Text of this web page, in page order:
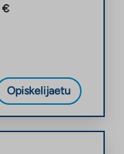
€
Opiskelijaetu